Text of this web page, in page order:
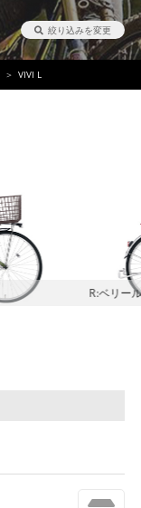
絞り込みを変更
VIVI L
R:ベリー